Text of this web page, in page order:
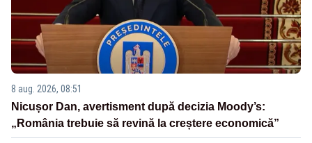
8 aug. 2026, 08:51
Nicușor Dan, avertisment după decizia Moody’s:
„România trebuie să revină la creștere economică”